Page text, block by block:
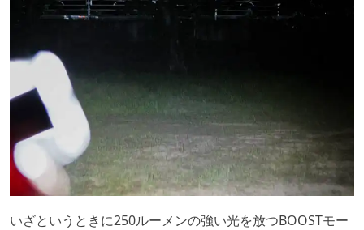
いざというときに250ルーメンの強い光を放つBOOSTモー